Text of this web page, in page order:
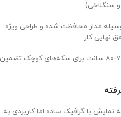
سنگلاخی)
مدار محافظت شده و طراحی ویژه
نهایی کار
تا ۳ متر برای اشیاء بزرگ و حدوداً ۷۰-۸۰ سانت برای سکه‌های کوچک تضمین
با گرافیک ساده اما کاربردی به